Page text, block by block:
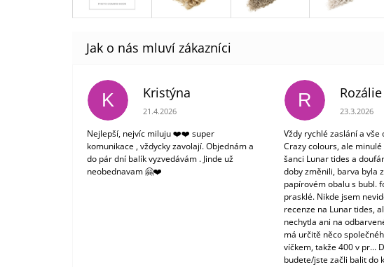
K Kristýna
Hodnocení obchodu je 5 z 5 hvězdiček.
21.4.2026
Nejlepší, nejvíc miluju ❤️❤️ super
komunikace , vždycky zavolají. Objednám a
do pár dní balík vyzvedávám . Jinde už
neobednavam 🤗❤️
R Rozálie
Hodnocení
23.3.2026
Vždy rychlé zaslání a vše
Crazy colours, ale
šanci Lunar tides a
doby změnili, barva byla
papírovém obalu s bubl.
prasklé. Nikde jsem
recenze na Lunar tides,
nechytla ani na
má určitě něco
víčkem, takže 400 v pr...
budete/jste začli balit do